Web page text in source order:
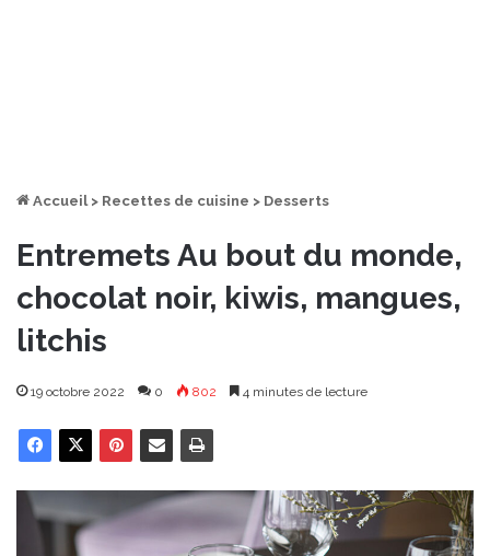
Accueil > Recettes de cuisine > Desserts
Entremets Au bout du monde,
chocolat noir, kiwis, mangues,
litchis
19 octobre 2022 0 802 4 minutes de lecture